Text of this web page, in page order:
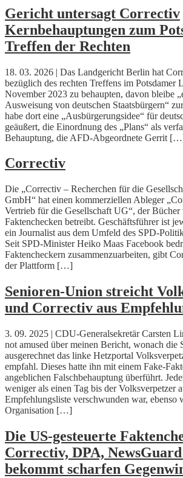
Gericht untersagt Correctiv
Kernbehauptungen zum
Treffen der Rechten
18. 03. 2026 | Das Landgericht Berlin hat
bezüglich des rechten Treffens im Potsdamer
November 2023 zu behaupten, davon bleibe
Ausweisung von deutschen Staatsbürgern“
habe dort eine „Ausbürgerungsidee“ für
geäußert, die Einordnung des „Plans“ als
Behauptung, die AFD-Abgeordnete Gerrit
Correctiv
Die „Correctiv – Recherchen für die
GmbH“ hat einen kommerziellen Ableger
Vertrieb für die Gesellschaft UG“, der Bücher
Faktenchecken betreibt. Geschäftsführer ist
ein Journalist aus dem Umfeld des SPD-
Seit SPD-Minister Heiko Maas Facebook
Faktencheckern zusammenzuarbeiten, gibt
der Plattform […]
Senioren-Union streicht
und Correctiv aus
3. 09. 2025 | CDU-Generalsekretär Carsten
not amused über meinen Bericht, wonach die
ausgerechnet das linke Hetzportal
empfahl. Dieses hatte ihn mit einem Fake-
angeblichen Falschbehauptung überführt.
weniger als einen Tag bis der Volksverpetzer
Empfehlungsliste verschwunden war, ebenso
Organisation […]
Die US-gesteuerte
Correctiv, DPA,
bekommt scharfen